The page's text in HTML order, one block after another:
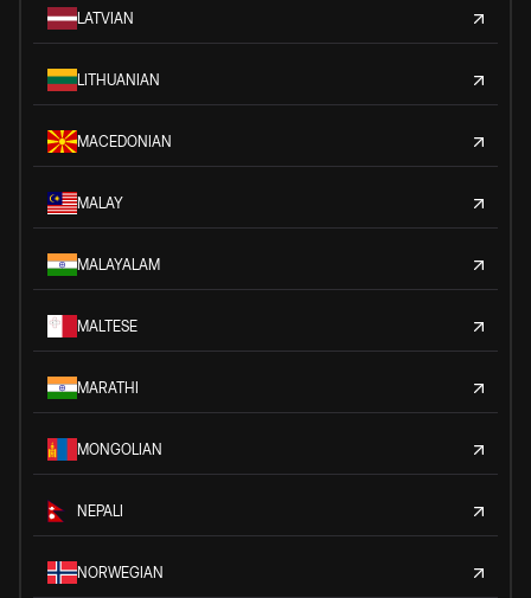
LATVIAN
LITHUANIAN
MACEDONIAN
MALAY
MALAYALAM
MALTESE
MARATHI
MONGOLIAN
NEPALI
NORWEGIAN